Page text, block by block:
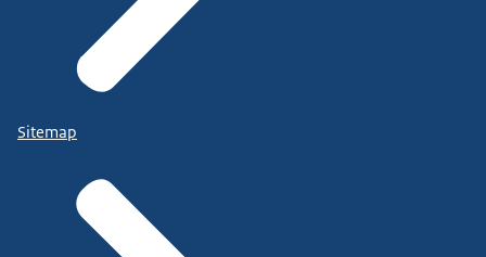
Sitemap